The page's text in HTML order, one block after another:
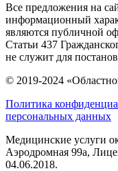
Все предложения на
информационный
являются публичной
Статьи 437
не служит для
© 2019-2024
Политика
персональных данных
Медицинские услуги
Аэродромная 99а,
04.06.2018.